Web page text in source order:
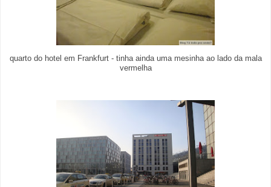
quarto do hotel em Frankfurt - tinha ainda uma mesinha ao lado da mala
vermelha